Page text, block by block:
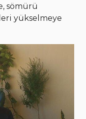
sömürü
yükselmeye